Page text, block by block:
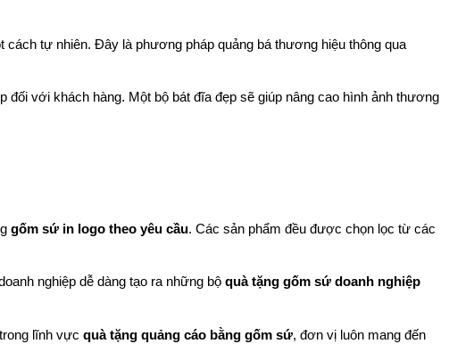
cách tự nhiên. Đây là phương pháp quảng bá thương hiệu thông qua
với khách hàng. Một bộ bát đĩa đẹp sẽ giúp nâng cao hình ảnh thương
gốm sứ in logo theo yêu cầu. Các sản phẩm đều được chọn lọc từ các
nghiệp dễ dàng tạo ra những bộ quà tặng gốm sứ doanh nghiệp
lĩnh vực quà tặng quảng cáo bằng gốm sứ, đơn vị luôn mang đến